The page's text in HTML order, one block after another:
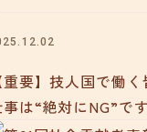
重要】技人国で働
は“絶対にNG”です